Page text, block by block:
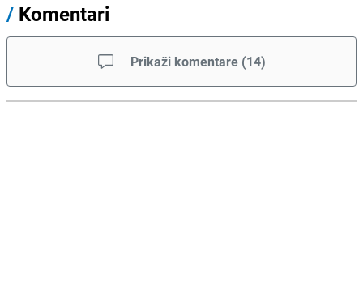
/ Komentari
Prikaži komentare (14)